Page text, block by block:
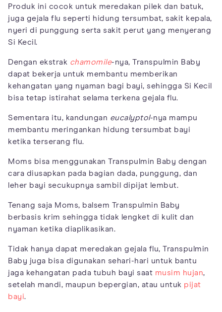
Produk ini cocok untuk meredakan pilek dan batuk,
juga gejala flu seperti hidung tersumbat, sakit kepala,
nyeri di punggung serta sakit perut yang menyerang
Si Kecil.
Dengan ekstrak chamomile-nya, Transpulmin Baby
dapat bekerja untuk membantu memberikan
kehangatan yang nyaman bagi bayi, sehingga Si Kecil
bisa tetap istirahat selama terkena gejala flu.
Sementara itu, kandungan eucalyptol-nya mampu
membantu meringankan hidung tersumbat bayi
ketika terserang flu.
Moms bisa menggunakan Transpulmin Baby dengan
cara diusapkan pada bagian dada, punggung, dan
leher bayi secukupnya sambil dipijat lembut.
Tenang saja Moms, balsem Transpulmin Baby
berbasis krim sehingga tidak lengket di kulit dan
nyaman ketika diaplikasikan.
Tidak hanya dapat meredakan gejala flu, Transpulmin
Baby juga bisa digunakan sehari-hari untuk bantu
jaga kehangatan pada tubuh bayi saat musim hujan,
setelah mandi, maupun bepergian, atau untuk pijat
bayi.